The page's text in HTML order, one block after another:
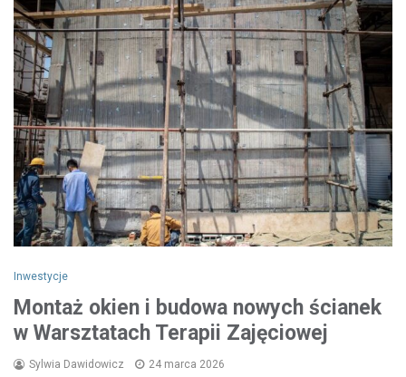
Inwestycje
Montaż okien i budowa nowych ścianek
w Warsztatach Terapii Zajęciowej
Sylwia Dawidowicz 24 marca 2026